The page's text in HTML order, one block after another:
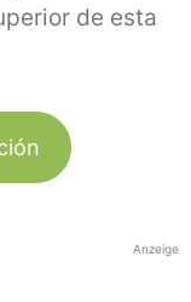
de esta
Anzeige